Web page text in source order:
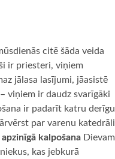
citē šāda veida
ir priesteri, viņiem
jālasa lasījumi, jāasistē
viņiem ir daudz svarīgāki
ir padarīt katru derīgu
par varenu katedrāli
apzinīgā kalpošana Dievam
kas jebkurā